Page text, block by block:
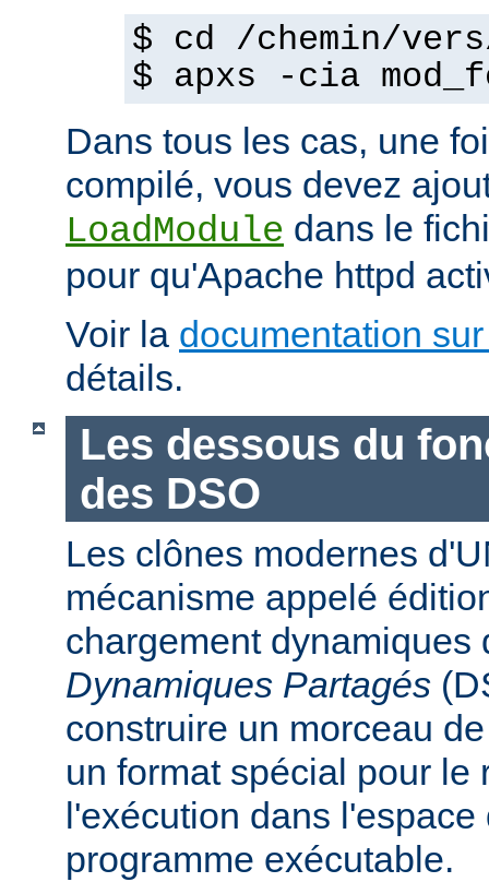
$ cd /chemin/
$ apxs -cia
Dans tous les cas, une
compilé, vous devez
LoadModule dans le
pour qu'Apache httpd
Voir la documentation
détails.
Les dessous du
des DSO
Les clônes modernes
mécanisme appelé
chargement dynamiques
Dynamiques Partagés
construire un morceau
un format spécial pour le
l'exécution dans
programme exécutable.